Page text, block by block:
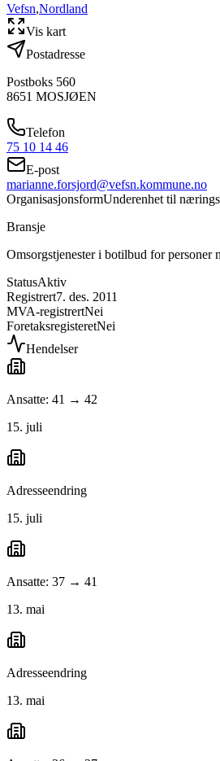
Vefsn,Nordland
Vis kart
Postadresse
Postboks 560
8651 MOSJØEN
Telefon
75 10 14 46
E-post
marianne.forsjord@vefsn.kommune.no
OrganisasjonsformUnderenhet til
Bransje
Omsorgstjenester i botilbud for personer
StatusAktiv
Registrert7. des. 2011
MVA-registrertNei
ForetaksregisteretNei
Hendelser
Ansatte: 41 → 42
15. juli
Adresseendring
15. juli
Ansatte: 37 → 41
13. mai
Adresseendring
13. mai